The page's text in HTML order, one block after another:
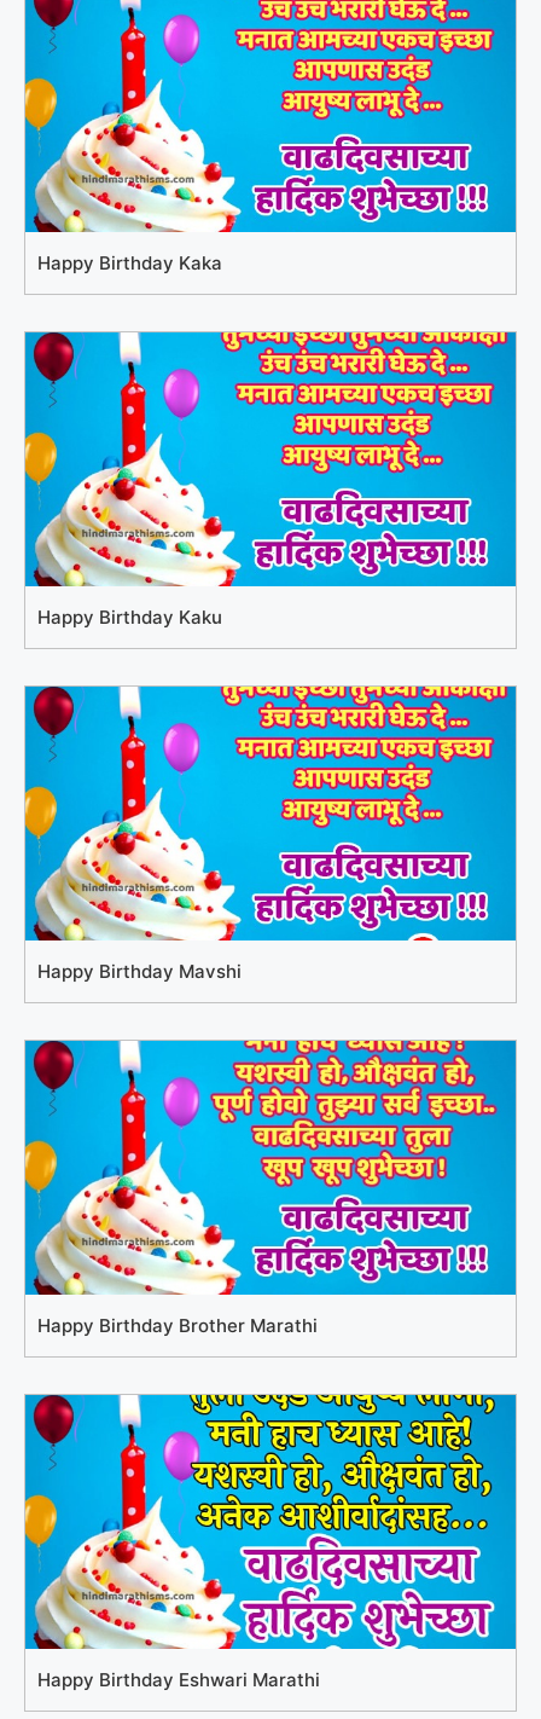
Happy Birthday Kaka
Happy Birthday Kaku
Happy Birthday Mavshi
Happy Birthday Brother Marathi
Happy Birthday Eshwari Marathi